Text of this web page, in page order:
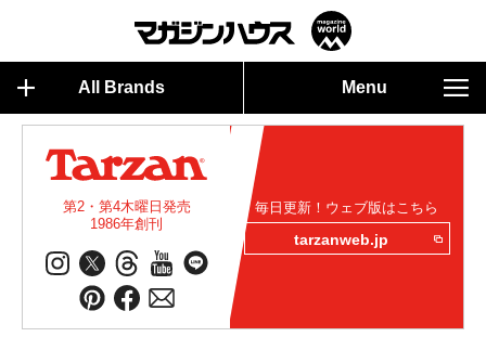
All Brands Menu
第2・第4木曜日発売
1986年創刊
毎日更新！ウェブ版はこちら
tarzanweb.jp